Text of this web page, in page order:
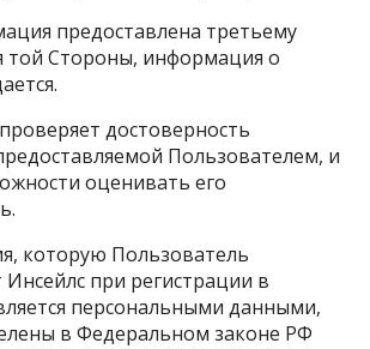
предоставлена третьему
той Стороны, информация о
достоверность
Пользователем, и
оценивать его
которую Пользователь
Инсейлс при регистрации в
персональными данными,
в Федеральном законе РФ